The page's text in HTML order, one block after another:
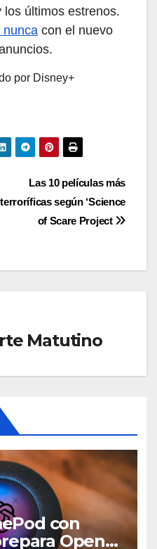
últimos estrenos.
nunca con el nuevo
por Disney+
Las 10 películas más
terroríficas según ‘Science
of Scare Project
Matutino
con
OpenAI